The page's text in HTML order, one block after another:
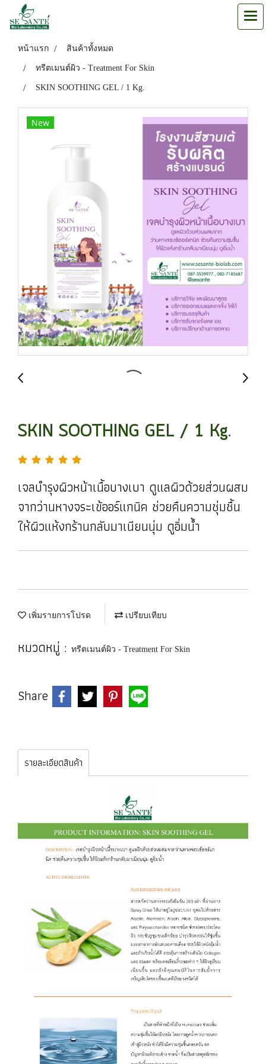
หน้าแรก สินค้าทั้งหมด
ทรีตเมนต์ผิว - Treatment For Skin
SKIN SOOTHING GEL / 1 Kg.
New
SKIN SOOTHING GEL / 1 Kg.
เจลบำรุงผิวหน้าเนื้อบางเบา ดูแลผิวด้วยส่วนผสม
จากว่านหางจระเข้ออร์แกนิค ช่วยคืนความชุ่มชื้น
ให้ผิวแห้งกร้านกลับมาเนียนนุ่ม ดูอิ่มน้ำ
เพิ่มรายการโปรด เปรียบเทียบ
หมวดหมู่ : ทรีตเมนต์ผิว - Treatment For Skin
Share
รายละเอียดสินค้า